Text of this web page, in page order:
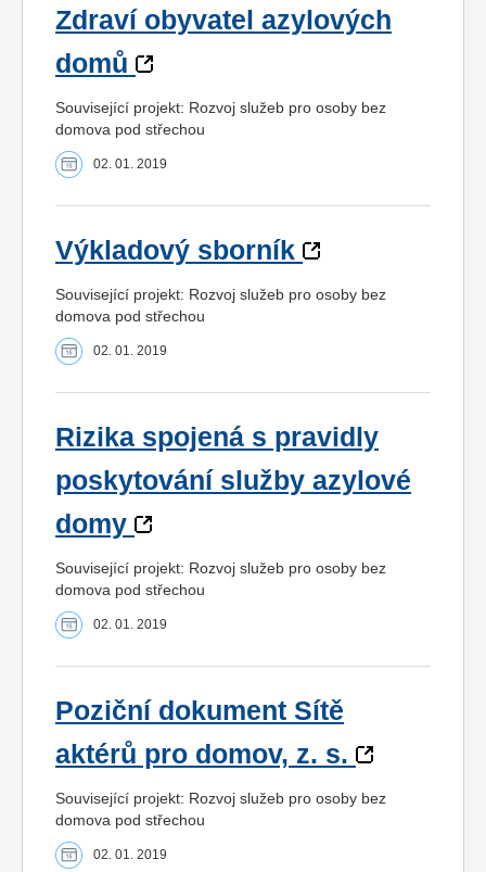
Zdraví obyvatel azylových
domů
Související projekt: Rozvoj služeb pro osoby bez
domova pod střechou
02. 01. 2019
Výkladový sborník
Související projekt: Rozvoj služeb pro osoby bez
domova pod střechou
02. 01. 2019
Rizika spojená s pravidly
poskytování služby azylové
domy
Související projekt: Rozvoj služeb pro osoby bez
domova pod střechou
02. 01. 2019
Poziční dokument Sítě
aktérů pro domov, z. s.
Související projekt: Rozvoj služeb pro osoby bez
domova pod střechou
02. 01. 2019